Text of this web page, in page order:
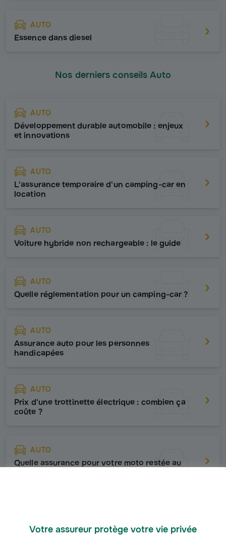
Votre assureur protège votre vie privée
AUTO
Essence dans diesel
Nos derniers conseils Auto
AUTO
Développement durable automobile : enjeux
et innovations
AUTO
L'assurance temporaire d'un camping-car en
location
AUTO
Voiture hybride non rechargeable : le guide
AUTO
Quelle réglementation pour un camping-car ?
AUTO
Assurance auto pour les personnes
handicapées
AUTO
Prix d'une trottinette électrique : combien ça
coûte ?
AUTO
Quelle assurance pour votre moto restée au
franchise ?